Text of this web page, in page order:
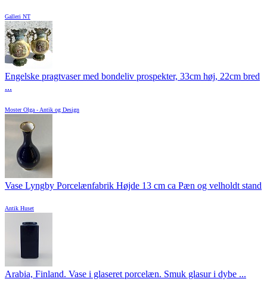
Galleri NT
Engelske pragtvaser med bondeliv prospekter, 33cm høj, 22cm bred
...
Moster Olga - Antik og Design
Vase Lyngby Porcelænfabrik Højde 13 cm ca Pæn og velholdt stand
Antik Huset
Arabia, Finland. Vase i glaseret porcelæn. Smuk glasur i dybe ...